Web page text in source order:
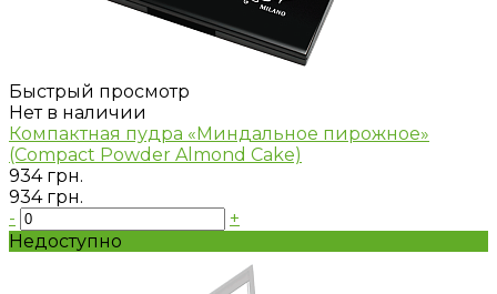
Быстрый просмотр
Нет в наличии
Компактная пудра «Миндальное пирожное»
(Compact Powder Almond Cake)
934 грн.
934 грн.
-
+
Недоступно